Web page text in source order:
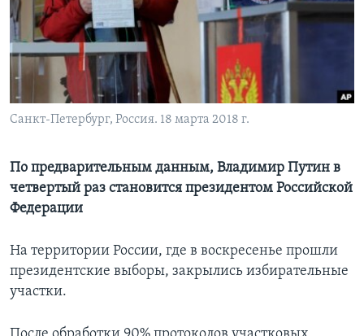
Learning English
СОЦИАЛЬНЫЕ СЕТИ
Санкт-Петербург, Россия. 18 марта 2018 г.
По предварительным данным, Владимир Путин в
четвертый раз становится президентом Российской
Федерации
На территории России, где в воскресенье прошли
президентские выборы, закрылись избирательные
участки.